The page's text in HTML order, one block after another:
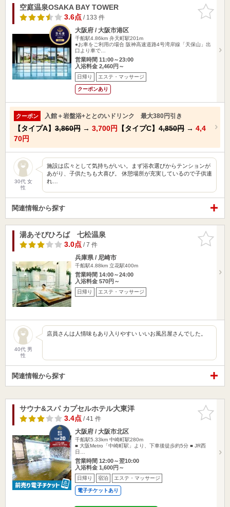
お気に入
りに追加
空庭温泉OSAKA BAY TOWER
3.6点/ 133 件
大阪府 / 大阪市港区
千船駅4.86km 弁天町駅201m
●お車をご利用の場合 阪神高速道路4号湾岸線「天保山」出
口より車で…
営業時間 11:00～23:00
入浴料金 2,460円～
日帰り エステ・マッサージ
クーポンあり
クーポン 入館＋岩盤浴+ととのいドリンク 最大380円引き
【タイプA】 3,860円 → 3,700円 【タイプC】 4,850円 → 4,4
70円
30代 女
性
施設は広々として気持ちがいい。まず浴衣選びからテンションが
あがり、子供たちも大喜び。 休憩場所が充実しているので子供連
れ…
関連情報から探す
お気に入
りに追加
湯あそびひろば 七松温泉
3.0点/ 7 件
兵庫県 / 尼崎市
千船駅4.88km 立花駅400m
営業時間 14:00～24:00
入浴料金 570円～
日帰り エステ・マッサージ
40代 男
性
店員さんは人情味もあり入りやすい いいお風呂屋さんでした。
関連情報から探す
お気に入
りに追加
サウナ&スパ カプセルホテル大東洋
3.4点/ 41 件
大阪府 / 大阪市北区
千船駅5.33km 中崎町駅280m
■ 大阪Metro「中崎町駅」より、下車後徒歩約5分 ■ JR西
日…
営業時間 12:00～翌10:00
入浴料金 1,600円～
日帰り 宿泊 エステ・マッサージ
電子チケットあり